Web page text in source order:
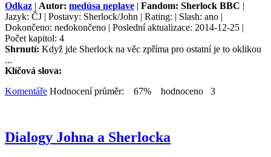
Odkaz | Autor: medúsa neplave | Fandom: Sherlock BBC |
Jazyk: ČJ | Postavy: Sherlock/John | Rating: | Slash: ano |
Dokončeno: nedokončeno | Poslední aktualizace: 2014-12-25 |
Počet kapitol: 4
Shrnutí: Když jde Sherlock na věc zpříma pro ostatní je to oklikou
...
Klíčová slova:
Komentáře Hodnocení průměr: 67% hodnoceno 3
Dialogy Johna a Sherlocka